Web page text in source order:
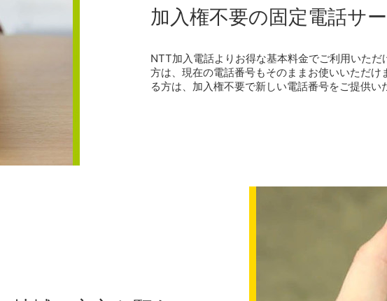
加入権不要の固定電話サ
NTT加入電話よりお得な基本料金でご利用いた
方は、現在の電話番号もそのままお使いいただ
る方は、加入権不要で新しい電話番号をご提供い